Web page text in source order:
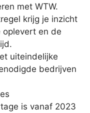
met WTW.
krijg je inzicht
en de
uiteindelijke
bedrijven
is vanaf 2023